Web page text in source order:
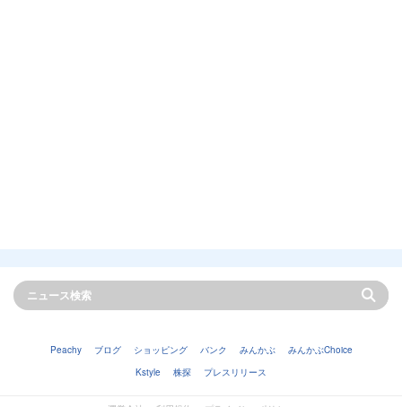
Peachy ブログ ショッピング バンク みんかぶ
みんかぶChoice
Kstyle
株探 プレスリリース